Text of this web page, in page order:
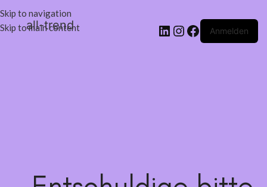
Skip to navigation
Skip to main content
all-trend Anmelden